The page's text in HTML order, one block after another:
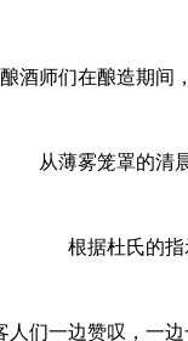
酿酒师们在酿造期间
从薄雾笼罩的清
根据杜氏的指
人们一边赞叹，一